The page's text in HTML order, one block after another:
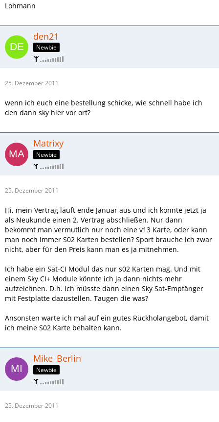
Lohmann
den21
Newbie
25. Dezember 2011
wenn ich euch eine bestellung schicke, wie schnell habe ich
den dann sky hier vor ort?
Matrixy
Newbie
25. Dezember 2011
Hi, mein Vertrag läuft ende Januar aus und ich könnte jetzt ja
als Neukunde einen 2. Vertrag abschließen. Nur dann
bekommt man vermutlich nur noch eine v13 Karte, oder kann
man noch immer S02 Karten bestellen? Sport brauche ich zwar
nicht, aber für den Preis kann man es ja mitnehmen.
Ich habe ein Sat-CI Modul das nur s02 Karten mag. Und mit
einem Sky CI+ Module könnte ich ja dann nichts mehr
aufzeichnen. D.h. ich müsste dann einen Sky Sat-Empfänger
mit Festplatte dazustellen. Taugen die was?
Ansonsten warte ich mal auf ein gutes Rückholangebot, damit
ich meine S02 Karte behalten kann.
Mike_Berlin
Newbie
25. Dezember 2011